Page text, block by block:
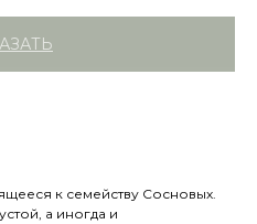
к семейству Сосновых.
а иногда и